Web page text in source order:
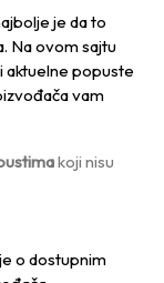
je da to
Na ovom sajtu
aktuelne popuste
vam
koji nisu
o dostupnim